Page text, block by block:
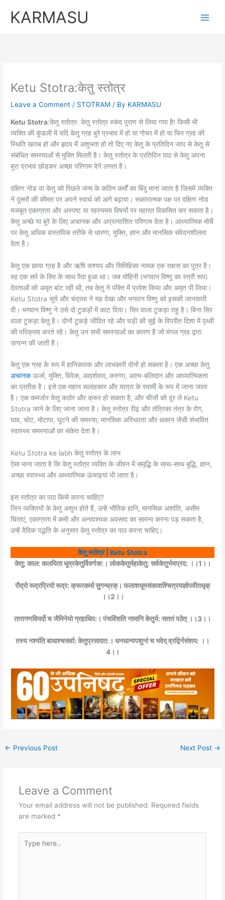
KARMASU
Ketu Stotra:केतु स्तोत्र
Leave a Comment / STOTRAM / By KARMASU
Ketu Stotra:केतु स्तोत्र: केतु स्तोत्र स्कंद पुराण से लिया गया है! किसी भी
व्यक्ति की कुंडली में यदि केतु ग्रह बुरे प्रभाव में हो या गोचर में हो या फिर ग्रह की
स्थिति खराब हो और हृदय में अशुभता हो तो दिए गए केतु के प्रतिदिन जाप से केतु से
संबंधित समस्याओं से मुक्ति मिलती है। केतु स्तोत्र के प्रतिदिन पाठ से केतु अपना
बुरा प्रभाव छोड़कर अच्छा परिणाम देने लगता है।
दक्षिण नोड या केतु को पिछले जन्म के कठिन कर्मों का बिंदु माना जाता है जिसमें व्यक्ति
ने दूसरों की कीमत पर अपने स्वार्थ को आगे बढ़ाया। सकारात्मक पक्ष पर दक्षिण नोड
मजबूत एकाग्रता और अस्पष्ट या रहस्यमय विषयों पर महारत विकसित कर सकता है।
केतु अच्छे या बुरे के लिए अचानक और अप्रत्याशित परिणाम देता है। आध्यात्मिक मोर्चे
पर केतु अधिक वास्तविक तरीके से धारणा, मुक्ति, ज्ञान और मानसिक संवेदनशीलता
देता है।
केतु एक छाया ग्रह है और ऋषि कश्यप और सिमिहिका नामक एक राक्षस का पुत्र है।
वह एक सर्प के सिर के साथ पैदा हुआ था। जब मोहिनी (भगवान विष्णु का स्त्री रूप)
देवताओं को अमृत बांट रही थी, तब केतु ने पंक्ति में प्रवेश किया और अमृत पी लिया।
Ketu Stotra सूर्य और चंद्रमा ने यह देखा और भगवान विष्णु को इसकी जानकारी
दी। भगवान विष्णु ने उसे दो टुकड़ों में काट दिया। सिर वाला टुकड़ा राहु है। बिना सिर
वाला टुकड़ा केतु है। दोनों टुकड़े जीवित रहे और घड़ी की सुई के विपरीत दिशा में पृथ्वी
की परिक्रमा करते रहे। केतु उन सभी समस्याओं का कारण है जो मंगल ग्रह द्वारा
उत्पन्न की जाती हैं।
केतु एक ग्रह के रूप में हानिकारक और लाभकारी दोनों हो सकता है। एक अच्छा केतु
अचानकऊर्जा, मुक्ति, विवेक, आदर्शवाद, करुणा, आत्म-बलिदान और आध्यात्मिकता
का प्रतीक है। इसे एक महान सलाहकार और यात्रा के स्वामी के रूप में जाना जाता
है। एक कमजोर केतु कठोर और क्रूर हो सकता है, और चीजों को दूर ले Ketu
Stotra जाने के लिए जाना जाता है। केतु स्तोत्र रीढ़ और तंत्रिका तंत्र के रोग,
घाव, चोट, मोटापा, घुटने की समस्या, मानसिक अस्थिरता और थकान जैसी संभावित
स्वास्थ्य समस्याओं का संकेत देता है।
Ketu Stotra ke labh केतु स्तोत्र के लाभ
ऐसा माना जाता है कि केतु स्तोत्र व्यक्ति के जीवन में समृद्धि के साथ-साथ बुद्धि, ज्ञान,
अच्छा स्वास्थ्य और आध्यात्मिक ऊंचाइयां भी लाता है।
इस स्तोत्र का पाठ किसे करना चाहिए?
जिन व्यक्तियों के केतु अशुभ होते हैं, उन्हें भौतिक हानि, मानसिक अशांति, असीम
चिंताएं, एकाग्रता में कमी और अनावश्यक अवसाद का सामना करना पड़ सकता है,
उन्हें वैदिक पद्धति के अनुसार केतु स्तोत्र का पाठ करना चाहिए।
केतु स्तोत्र | Ketu Stotra
केतु: काल: कलयिता धूम्रकेतुर्विवर्णक:। लोककेतुर्महाकेतु: सर्वकेतुर्भयप्रद: ।।1।।
रौद्रो रूद्रप्रियो रूद्र: क्रूरकर्मा सुगन्ध्रक्। फलाशधूमसंकाशश्चित्रयज्ञोपवीतधृक्
।।2।।
तारागणविमर्दो च जैमिनेयो ग्रहाधिप:। पंचविंशति नामानि केतुर्य: सततं पठेत् ।।3।।
तस्य नश्यंति बाधाश्चसर्वा: केतुप्रसादत:। धनधान्यपशूनां च भवेद् व्रद्विर्नसंशय: ।।
4।।
← Previous Post Next Post →
Leave a Comment
Your email address will not be published. Required fields
are marked *
here..